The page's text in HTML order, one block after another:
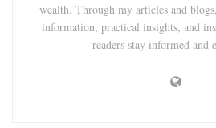
wealth. Through my articles and
information, practical insights, and
readers stay informed and